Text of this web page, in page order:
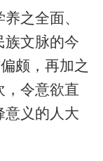
之全面、
族文脉的今
颇，再加之
，令意欲直
意义的人大